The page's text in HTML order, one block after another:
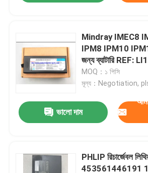
Mindray IMEC8
IPM8 IPM10 IPM12
জন্য ব্যাটারি REF:
MOQ：১ পিসি
মূল্য：Negotiation,
ভালো দাম
PHLIP রিচার্জেবল
453561446191